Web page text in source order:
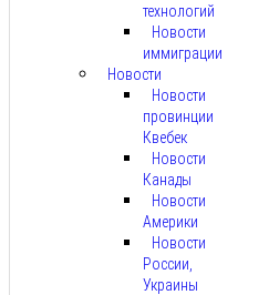
технологий
Новости
иммиграции
Новости
Новости
провинции
Квебек
Новости
Канады
Новости
Америки
Новости
России,
Украины